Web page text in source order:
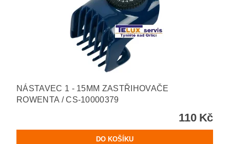
NÁSTAVEC 1 - 15MM ZASTŘIHOVAČE
ROWENTA / CS-10000379
110 Kč